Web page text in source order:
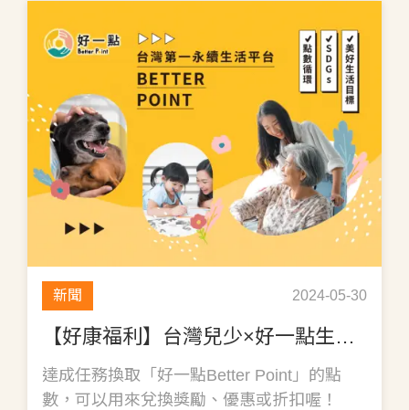
新聞 2024-05-30
【好康福利】台灣兒少×好一點生活平台
達成任務換取「好一點Better Point」的點
數，可以用來兌換獎勵、優惠或折扣喔！